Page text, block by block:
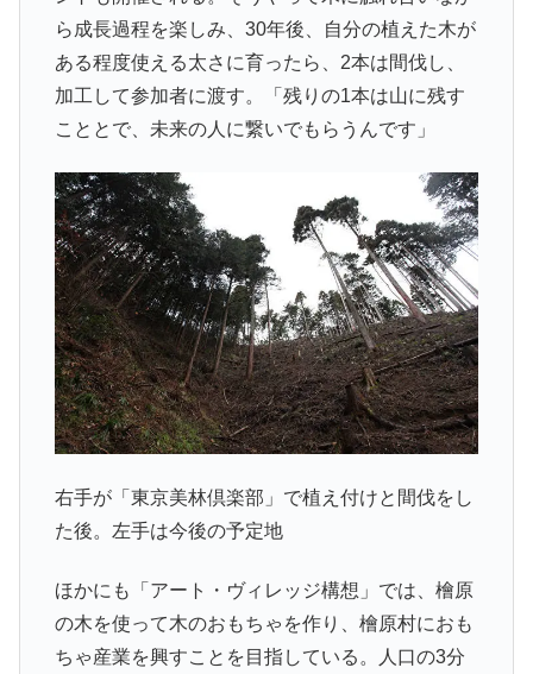
ら成長過程を楽しみ、30年後、自分の植えた木が
ある程度使える太さに育ったら、2本は間伐し、
加工して参加者に渡す。「残りの1本は山に残す
こととで、未来の人に繋いでもらうんです」
右手が「東京美林倶楽部」で植え付けと間伐をし
た後。左手は今後の予定地
ほかにも「アート・ヴィレッジ構想」では、檜原
の木を使って木のおもちゃを作り、檜原村におも
ちゃ産業を興すことを目指している。人口の3分